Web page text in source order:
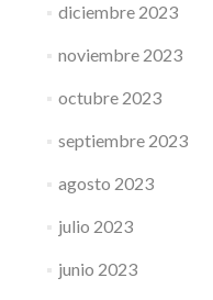
diciembre 2023
noviembre 2023
octubre 2023
septiembre 2023
agosto 2023
julio 2023
junio 2023